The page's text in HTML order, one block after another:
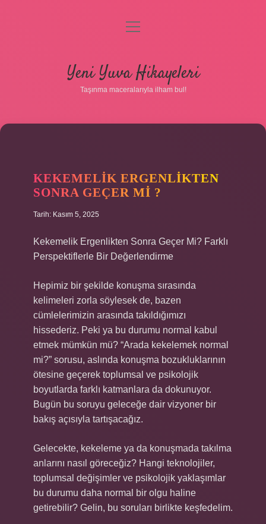
Gizlilik Politikası
Hakkımızda
menüyü
Yeni Yuva Hikayeleri
Taşınma maceralarıyla ilham bul!
KEKEMELIK ERGENLIKTEN
SONRA GEÇER MI ?
Tarih: Kasım 5, 2025
Kekemelik Ergenlikten Sonra Geçer Mi? Farklı
Perspektiflerle Bir Değerlendirme
Hepimiz bir şekilde konuşma sırasında
kelimeleri zorla söylesek de, bazen
cümlelerimizin arasında takıldığımızı
hissederiz. Peki ya bu durumu normal kabul
etmek mümkün mü? “Arada kekelemek normal
mi?” sorusu, aslında konuşma bozukluklarının
ötesine geçerek toplumsal ve psikolojik
boyutlarda farklı katmanlara da dokunuyor.
Bugün bu soruyu geleceğe dair vizyoner bir
bakış açısıyla tartışacağız.
Gelecekte, kekeleme ya da konuşmada takılma
anlarını nasıl göreceğiz? Hangi teknolojiler,
toplumsal değişimler ve psikolojik yaklaşımlar
bu durumu daha normal bir olgu haline
getirebilir? Gelin, bu soruları birlikte keşfedelim.